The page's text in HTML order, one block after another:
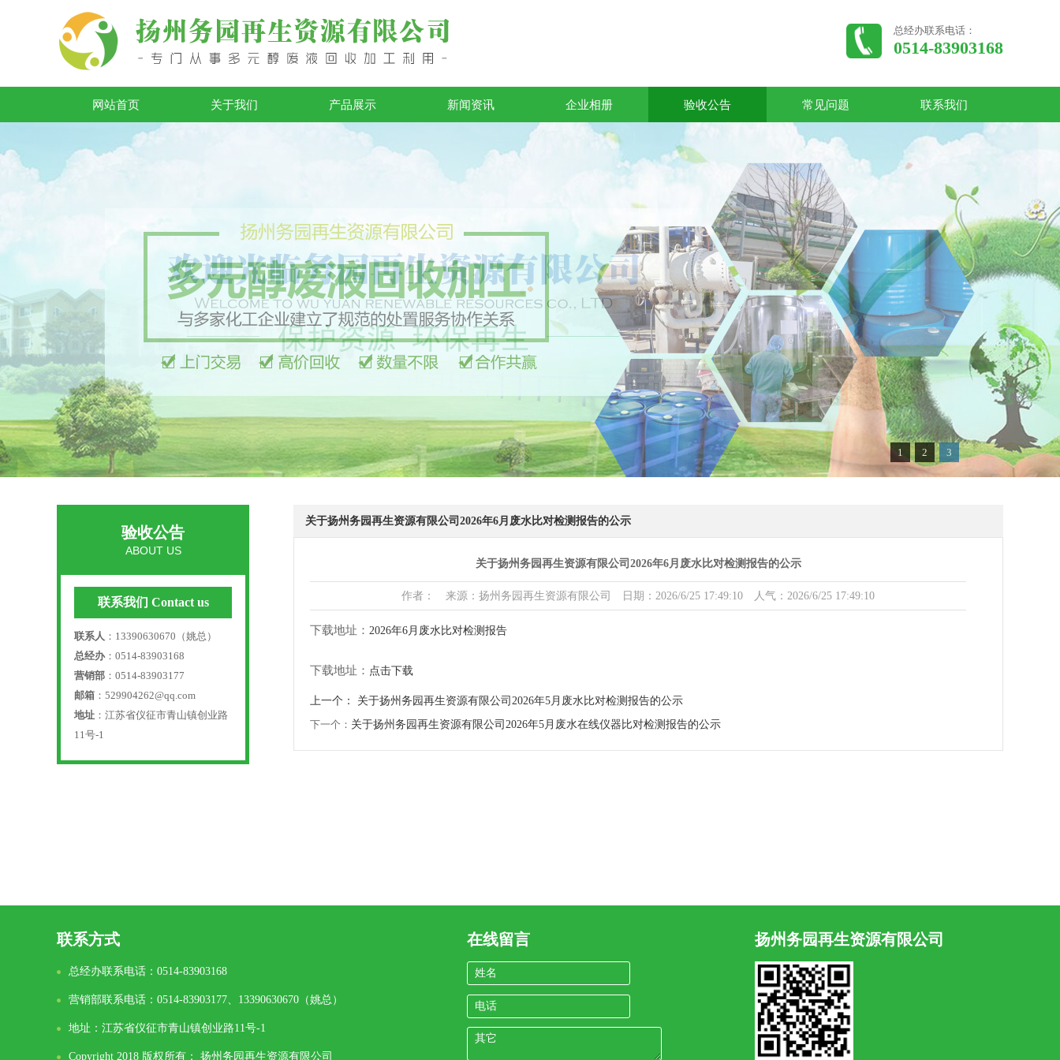
总经办联系电话：
0514-83903168
网站首页 关于我们 产品展示 新闻资讯 企业相册 验收公告 常见问题 联系我们
1 2 3
验收公告
ABOUT US
联系我们 Contact us
联系人 ：13390630670（姚总）
总经办：0514-83903168
营销部 ：0514-83903177
邮箱 ：529904262@qq.com
地址 ：江苏省仪征市青山镇创业路
11号-1
关于扬州务园再生资源有限公司2026年6月废水比对检测报告的公示
关于扬州务园再生资源有限公司2026年6月废水比对检测报告的公示
作者： 来源：扬州务园再生资源有限公司 日期：2026/6/25 17:49:10 人气：2026/6/25 17:49:10
下载地址： 2026年6月废水比对检测报告
下载地址： 点击下载
上一个： 关于扬州务园再生资源有限公司2026年5月废水比对检测报告的公示
下一个： 关于扬州务园再生资源有限公司2026年5月废水在线仪器比对检测报告的公示
联系方式
总经办联系电话：0514-83903168
营销部联系电话：0514-83903177、13390630670（姚总）
地址：江苏省仪征市青山镇创业路11号-1
Copyright 2018 版权所有： 扬州务园再生资源有限公司
在线留言
姓名
电话
其它
扬州务园再生资源有限公司